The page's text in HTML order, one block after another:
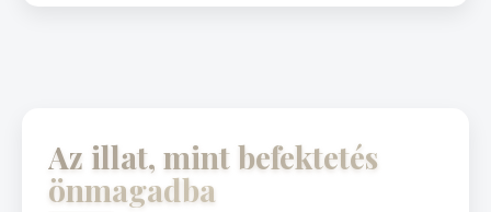
Az illat, mint befektetés
önmagadba